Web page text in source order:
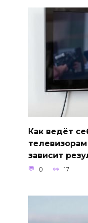
Как ведёт
зависит
0 17